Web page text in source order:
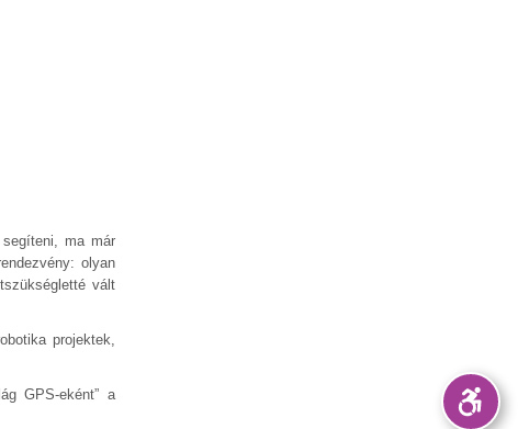
segíteni, ma már
olyan
vált
projektek,
GPS-eként” a